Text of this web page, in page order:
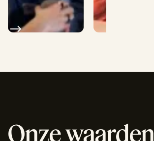
Onze waarden